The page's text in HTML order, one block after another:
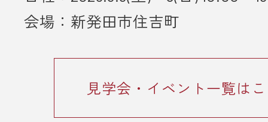
ーポリシー 」に従って取り扱われま
会場：新発田市住吉町
見学会・イベント一覧は